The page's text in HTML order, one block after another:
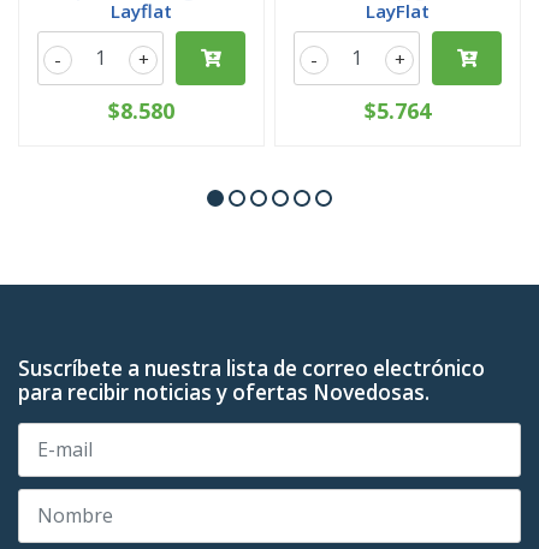
Layflat
+
-
$8.580
LayFlat
+
-
$5.764
Suscríbete a nuestra lista de correo electrónico
para recibir noticias y ofertas Novedosas.